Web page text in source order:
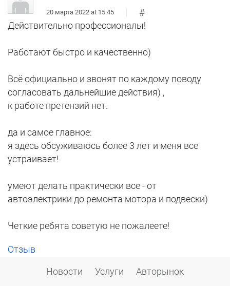
20 марта 2022 at 15:45
#
Действительно профессионалы!
Работают быстро и качественно)
Всё официально и звонят по каждому поводу
согласовать дальнейшие действия) ,
к работе претензий нет.
да и самое главное:
я здесь обсуживаюсь более 3 лет и меня все
устраивает!
умеют делать практически все - от
автоэлектрики до ремонта мотора и подвески)
Четкие ребята советую не пожалеете!
Отзыв
Новости Услуги Авторынок